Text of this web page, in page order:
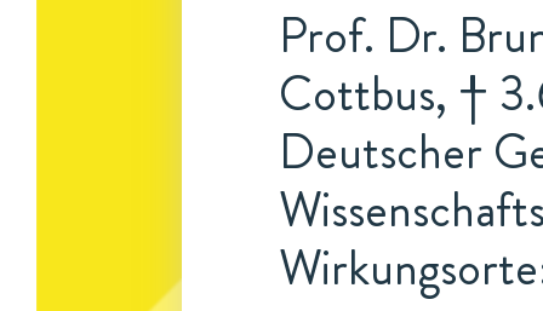
Prof. Dr.
Cottbus, †
Deutscher